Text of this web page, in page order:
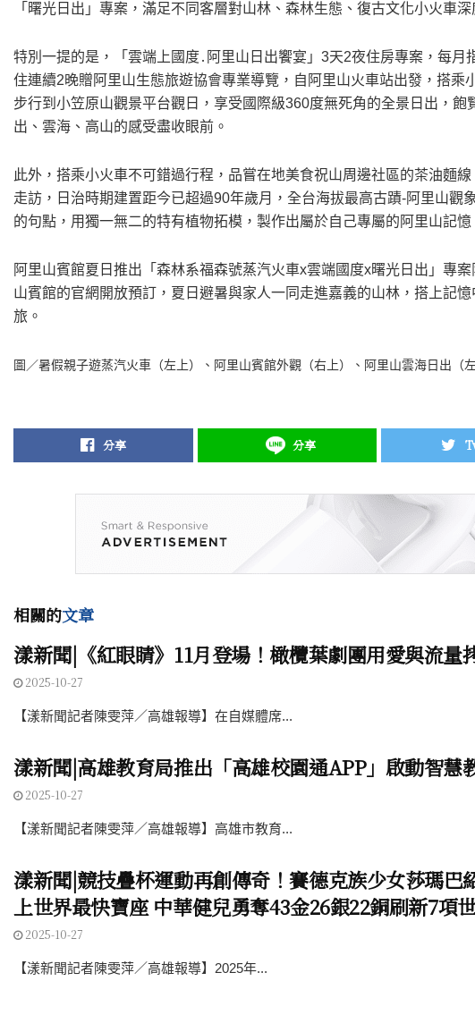
「曙光日出」專案，滿足不同客層對山林、森林生態、復古文化小火車深
特別一提的是，「雲端上國度․阿里山日出饗宴」3天2夜住房專案，每
住連續2晚贈阿里山生態旅遊協會專業導覽，自阿里山火車站出發，搭
步行到小笠原山觀景平台觀日，享受國際級360度無死角的全景日出，
出、雲海、高山的感受盡收眼前。
此外，搭乘小火車不可錯過行程，品嘗在地美食祝山周邊社區的茶油麵
走訪，日治時期建置距今已超過90年歲月，全台海拔最高古蹟-阿里山觀
的句點，用獨一無二的特有植物拓模，製作出屬於自己專屬的阿里山記憶
阿里山賓館夏日推出「森林系福森號蒸汽火車x雲端國度x曙光日出」專
山賓館的官網開放預訂，夏日避暑與家人一同走進嘉義的山林，搭上記
旅。
圖／暑假親子遊蒸汽火車（左上）、阿里山賓館外觀（右上）、阿里山雲海日出（
分享 分享
相關的文章
漾新聞|《紅眼睛》11月登場！橄欖葉劇團用愛與流量
2025-10-27
【漾新聞記者陳雯萍／高雄報導】在自媒體席...
漾新聞|高雄教育局推出「高雄校園通APP」啟動智慧
2025-10-27
【漾新聞記者陳雯萍／高雄報導】高雄市教育...
漾新聞|競技疊杯運動再創傳奇！賽德克族少女莎瑪
上世界最快寶座 中華健兒勇奪43金26銀22銅刷新7項
2025-10-27
【漾新聞記者陳雯萍／高雄報導】2025年...